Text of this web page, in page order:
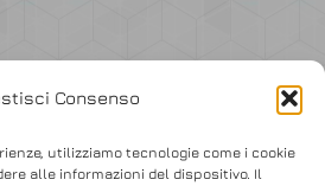
Consenso
utilizziamo tecnologie come i cookie
alle informazioni del dispositivo. Il